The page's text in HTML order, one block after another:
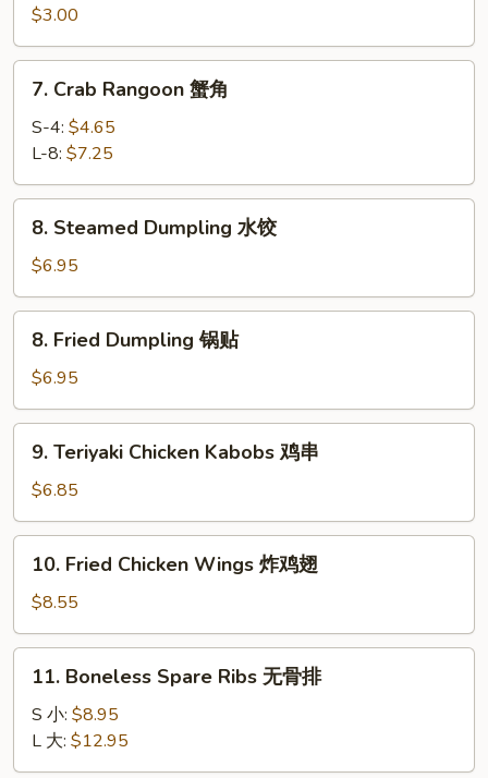
Roll
(4)
上
$3.00
Crab
Rangoon
角
7. Crab Rangoon 蟹角
S-4: $4.65
L-8: $7.25
Steamed
Dumpling
水
饺
8. Steamed Dumpling 水饺
$6.95
Fried
Dumpling
锅
贴
8. Fried Dumpling 锅贴
$6.95
Teriyaki
Chicken
Kabobs
鸡
9. Teriyaki Chicken Kabobs 鸡串
$6.85
Fried
Chicken
Wings
炸
10. Fried Chicken Wings 炸鸡翅
$8.55
Boneless
Spare
Ribs
无
11. Boneless Spare Ribs 无骨排
S 小: $8.95
L 大: $12.95